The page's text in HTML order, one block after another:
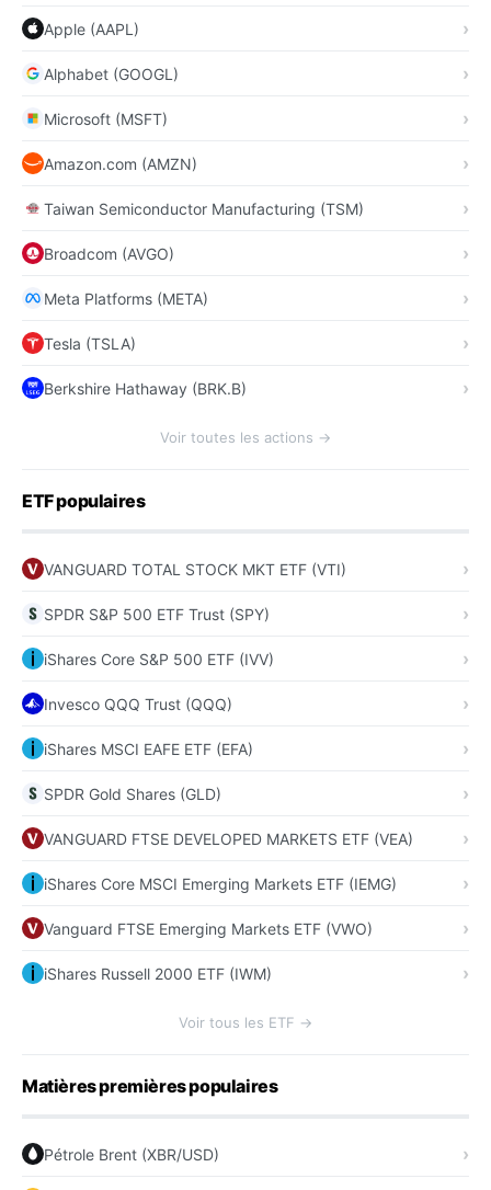
Apple (AAPL)
Alphabet (GOOGL)
Microsoft (MSFT)
Amazon.com (AMZN)
Taiwan Semiconductor Manufacturing (TSM)
Broadcom (AVGO)
Meta Platforms (META)
Tesla (TSLA)
Berkshire Hathaway (BRK.B)
Voir toutes les actions →
ETF populaires
VANGUARD TOTAL STOCK MKT ETF (VTI)
SPDR S&P 500 ETF Trust (SPY)
iShares Core S&P 500 ETF (IVV)
Invesco QQQ Trust (QQQ)
iShares MSCI EAFE ETF (EFA)
SPDR Gold Shares (GLD)
VANGUARD FTSE DEVELOPED MARKETS ETF (VEA)
iShares Core MSCI Emerging Markets ETF (IEMG)
Vanguard FTSE Emerging Markets ETF (VWO)
iShares Russell 2000 ETF (IWM)
Voir tous les ETF →
Matières premières populaires
Pétrole Brent (XBR/USD)